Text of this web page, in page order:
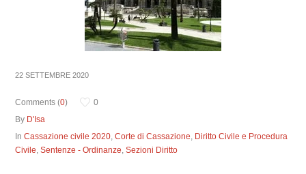
22 SETTEMBRE 2020
Comments (0)
0
By D'Isa
InCassazione civile 2020,Corte di Cassazione, Diritto Civile e Procedura
Civile,Sentenze - Ordinanze,Sezioni Diritto